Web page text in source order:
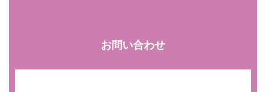
お問い合わせ